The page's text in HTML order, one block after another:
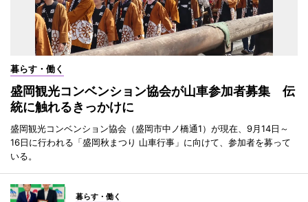
暮らす・働く
盛岡観光コンベンション協会が山車参加者募集 伝
統に触れるきっかけに
盛岡観光コンベンション協会（盛岡市中ノ橋通1）が現在、9月14日～
16日に行われる「盛岡秋まつり 山車行事」に向けて、参加者を募って
いる。
暮らす・働く